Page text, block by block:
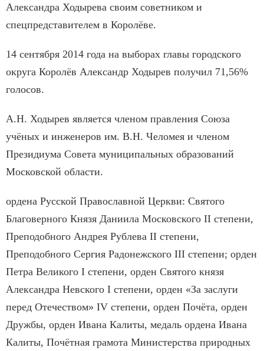
Александра Ходырева своим советником и
спецпредставителем в Королёве.
14 сентября 2014 года на выборах главы городского
округа Королёв Александр Ходырев получил 71,56%
голосов.
А.Н. Ходырев является членом правления Союза
учёных и инженеров им. В.Н. Челомея и членом
Президиума Совета муниципальных образований
Московской области.
ордена Русской Православной Церкви: Святого
Благоверного Князя Даниила Московского II степени,
Преподобного Андрея Рублева II степени,
Преподобного Сергия Радонежского III степени; орден
Петра Великого I степени, орден Святого князя
Александра Невского I степени, орден «За заслуги
перед Отечеством» IV степени, орден Почёта, орден
Дружбы, орден Ивана Калиты, медаль ордена Ивана
Калиты, Почётная грамота Министерства природных